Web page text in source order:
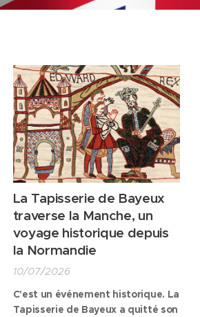
La Tapisserie de Bayeux
traverse la Manche, un
voyage historique depuis
la Normandie
10/07/2026
C'est un événement historique. La
Tapisserie de Bayeux a quitté son